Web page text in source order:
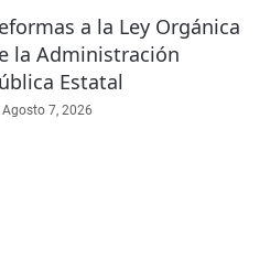
a la Ley Orgánica
la Administración
Estatal
Agosto 7, 2026